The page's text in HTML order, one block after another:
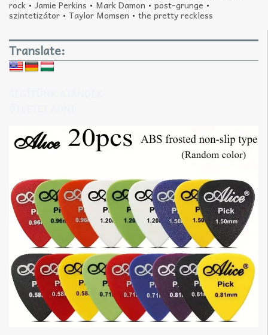
rock • Jamie Perkins • Mark Damon • post-grunge•
szintetizátor • Taylor Momsen • the pretty reckless
Translate: